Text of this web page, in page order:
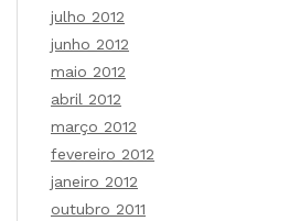
julho 2012
junho 2012
maio 2012
abril 2012
março 2012
fevereiro 2012
janeiro 2012
outubro 2011